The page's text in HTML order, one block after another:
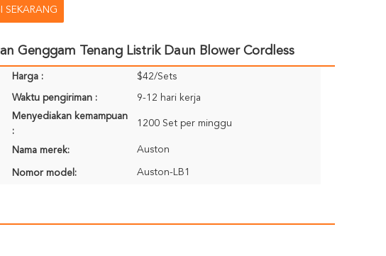
SEKARANG
Genggam Tenang Listrik Daun Blower Cordless
Harga : $42/Sets
Waktu pengiriman :
9-12 hari kerja
Menyediakan kemampuan
:
1200 Set per minggu
Nama merek: Auston
Nomor model: Auston-LB1